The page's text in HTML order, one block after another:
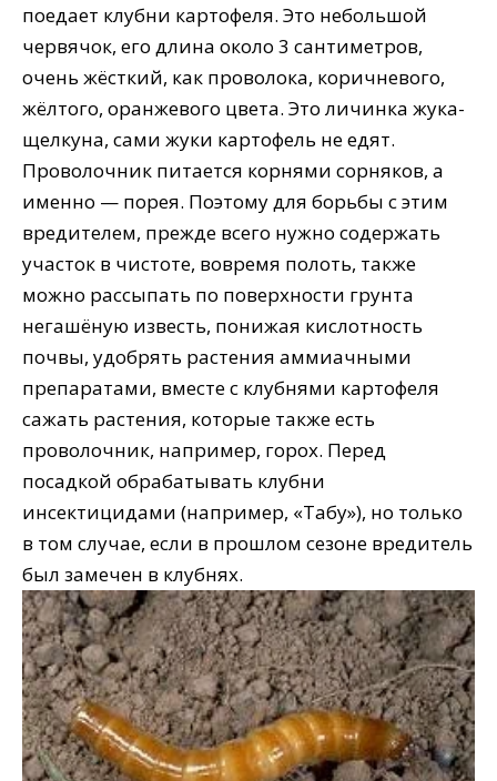
поедает клубни картофеля. Это небольшой
червячок, его длина около 3 сантиметров,
очень жёсткий, как проволока, коричневого,
жёлтого, оранжевого цвета. Это личинка жука-
щелкуна, сами жуки картофель не едят.
Проволочник питается корнями сорняков, а
именно — порея. Поэтому для борьбы с этим
вредителем, прежде всего нужно содержать
участок в чистоте, вовремя полоть, также
можно рассыпать по поверхности грунта
негашёную известь, понижая кислотность
почвы, удобрять растения аммиачными
препаратами, вместе с клубнями картофеля
сажать растения, которые также есть
проволочник, например, горох. Перед
посадкой обрабатывать клубни
инсектицидами (например, «Табу»), но только
в том случае, если в прошлом сезоне вредитель
был замечен в клубнях.